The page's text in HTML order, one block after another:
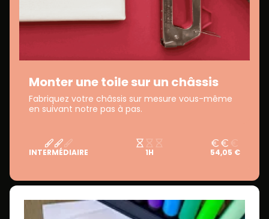
Monter une toile sur un châssis
Fabriquez votre châssis sur mesure vous-même
en suivant notre pas à pas.
INTERMÉDIAIRE 1H 54,05 €